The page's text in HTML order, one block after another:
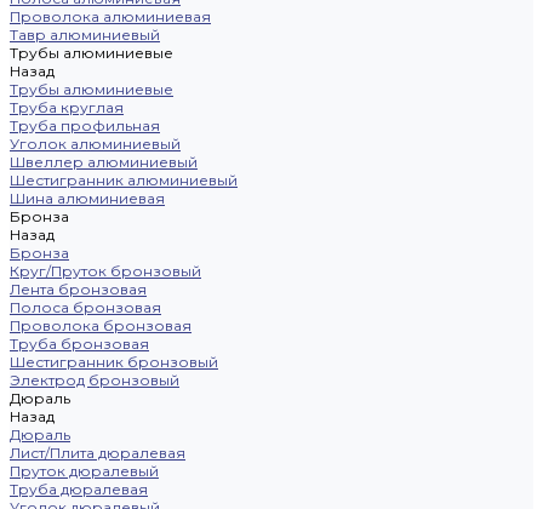
Проволока алюминиевая
Тавр алюминиевый
Трубы алюминиевые
Назад
Трубы алюминиевые
Труба круглая
Труба профильная
Уголок алюминиевый
Швеллер алюминиевый
Шестигранник алюминиевый
Шина алюминиевая
Бронза
Назад
Бронза
Круг/Пруток бронзовый
Лента бронзовая
Полоса бронзовая
Проволока бронзовая
Труба бронзовая
Шестигранник бронзовый
Электрод бронзовый
Дюраль
Назад
Дюраль
Лист/Плита дюралевая
Пруток дюралевый
Труба дюралевая